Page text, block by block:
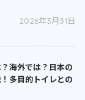
2026年3月31日
海外では？日本の
多目的トイレとの